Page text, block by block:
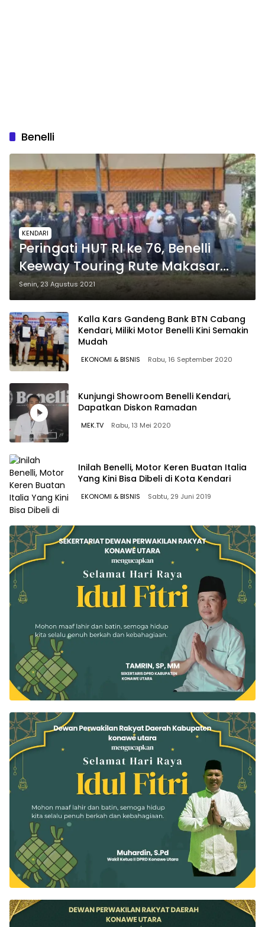
Benelli
KENDARI
Peringati HUT RI ke 76, Benelli
Keeway Touring Rute Makasar
Kendari di Sambut di Lambuya
Senin, 23 Agustus 2021
Kalla Kars Gandeng Bank BTN Cabang
Kendari, Miliki Motor Benelli Kini Semakin
Mudah
EKONOMI & BISNIS Rabu, 16 September 2020
Kunjungi Showroom Benelli Kendari,
Dapatkan Diskon Ramadan
MEK.TV Rabu, 13 Mei 2020
Inilah Benelli, Motor Keren Buatan Italia
Yang Kini Bisa Dibeli di Kota Kendari
EKONOMI & BISNIS Sabtu, 29 Juni 2019